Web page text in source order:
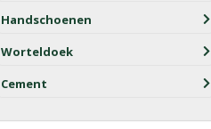
Handschoenen
Worteldoek
Cement